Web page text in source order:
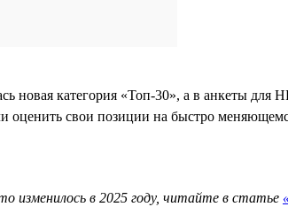
новая категория «Топ-30», а в анкеты
свои позиции на быстро
изменилось в 2025 году, читайте в статье